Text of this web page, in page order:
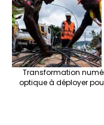
Transformation
optique à déployer